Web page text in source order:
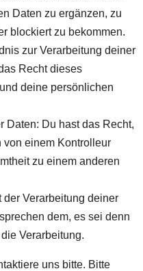
Daten zu ergänzen, zu
blockiert zu bekommen.
zur Verarbeitung deiner
Recht dieses
deine persönlichen
Daten: Du hast das Recht,
einem Kontrolleur
zu einem anderen
Verarbeitung deiner
dem, es sei denn
Verarbeitung.
uns bitte. Bitte